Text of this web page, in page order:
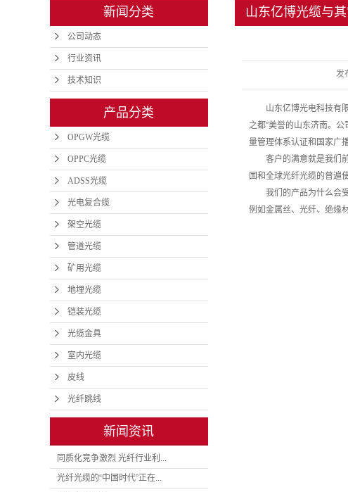
皮线
新闻分类
公司动态
行业资讯
技术知识
产品分类
OPGW光缆
OPPC光缆
ADSS光缆
光电复合缆
架空光缆
管道光缆
矿用光缆
地埋光缆
铠装光缆
光缆金具
室内光缆
皮线
光纤跳线
新闻资讯
同质化竞争激烈 光纤行业利...
光纤光缆的“中国时代”正在...
山东亿博光缆与
发
山东亿博光电科技有限
之都”美誉的山东济南。公
量管理体系认证和国家广
客户的满意就是我们前
国和全球光纤光缆的普遍
我们的产品为什么会受
例如金属丝、光纤、绝缘